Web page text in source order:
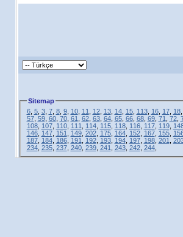
Sitemap
6, 5, 3, 7, 8, 9, 10, 11 12, 13, 14, 15, 113, 16, 17, 18,
57, 59, 60, 70, 61 62, 63, 64, 65, 66, 68, 69, 71 72,
108, 107, 110, 111 114, 115, 118, 116, 117, 119,
146, 147, 151 149, 202, 175, 164, 152, 167, 155,
187, 184, 186, 191 192, 193, 194, 197, 198, 201
234, 235, 237, 240, 239, 241 243, 242, 244,